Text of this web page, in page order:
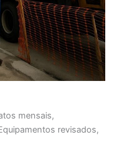
mensais,
revisados,